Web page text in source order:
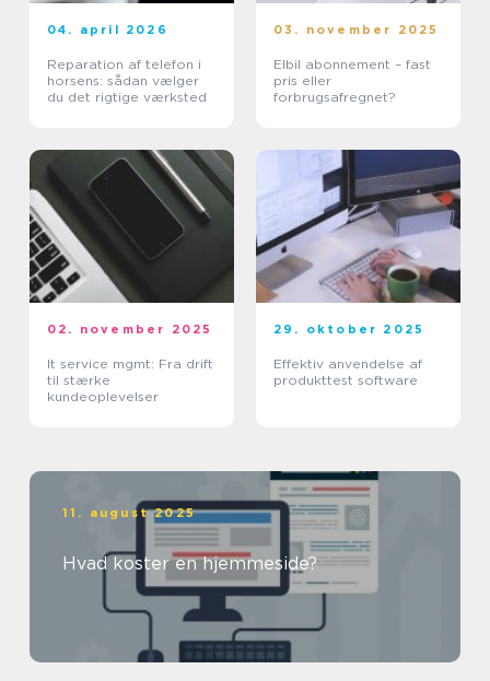
04. april 2026
Reparation af telefon i
horsens: sådan vælger
du det rigtige værksted
03. november 2025
Elbil abonnement – fast
pris eller
forbrugsafregnet?
02. november 2025
It service mgmt: Fra drift
til stærke
kundeoplevelser
29. oktober 2025
Effektiv anvendelse af
produkttest software
11. august 2025
Hvad koster en hjemmeside?